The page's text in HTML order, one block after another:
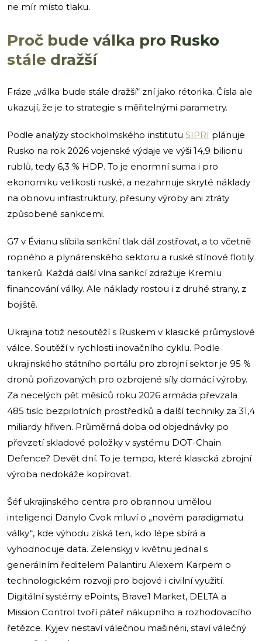
ne mír místo tlaku.
Proč bude válka pro Rusko
stále dražší
Fráze „válka bude stále dražší“ zní jako rétorika. Čísla ale
ukazují, že je to strategie s měřitelnými parametry.
Podle analýzy stockholmského institutu SIPRI plánuje
Rusko na rok 2026 vojenské výdaje ve výši 14,9 bilionu
rublů, tedy 6,3 % HDP. To je enormní suma i pro
ekonomiku velikosti ruské, a nezahrnuje skryté náklady
na obnovu infrastruktury, přesuny výroby ani ztráty
způsobené sankcemi.
G7 v Évianu slíbila sankční tlak dál zostřovat, a to včetně
ropného a plynárenského sektoru a ruské stínové flotily
tankerů. Každá další vlna sankcí zdražuje Kremlu
financování války. Ale náklady rostou i z druhé strany, z
bojiště.
Ukrajina totiž nesoutěží s Ruskem v klasické průmyslové
válce. Soutěží v rychlosti inovačního cyklu. Podle
ukrajinského státního portálu pro zbrojní sektor je 95 %
dronů pořizovaných pro ozbrojené síly domácí výroby.
Za necelých pět měsíců roku 2026 armáda převzala
485 tisíc bezpilotních prostředků a další techniky za 31,4
miliardy hřiven. Průměrná doba od objednávky po
převzetí skladové položky v systému DOT-Chain
Defence? Devět dní. To je tempo, které klasická zbrojní
výroba nedokáže kopírovat.
Šéf ukrajinského centra pro obrannou umělou
inteligenci Danylo Cvok mluví o „novém paradigmatu
války“, kde výhodu získá ten, kdo lépe sbírá a
vyhodnocuje data. Zelenskyj v květnu jednal s
generálním ředitelem Palantiru Alexem Karpem o
technologickém rozvoji pro bojové i civilní využití.
Digitální systémy ePoints, Brave1 Market, DELTA a
Mission Control tvoří páteř nákupního a rozhodovacího
řetězce. Kyjev nestaví válečnou mašinérii, staví válečný